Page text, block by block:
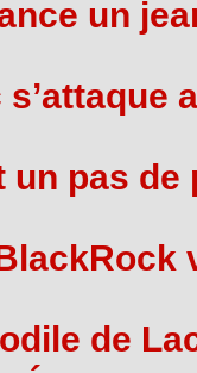
un
un pas de
de